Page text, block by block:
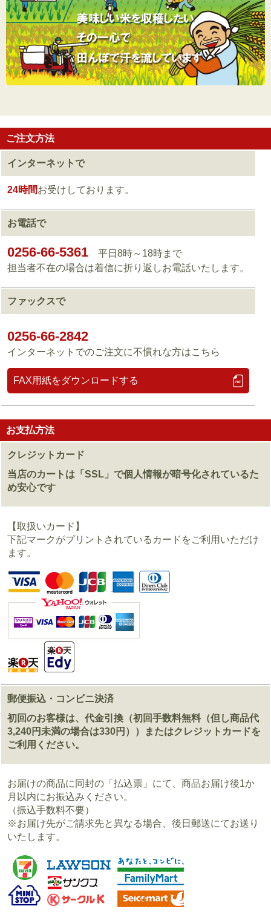
ご注文方法
インターネットで
24時間お受けしております。
お電話で
0256-66-5361 平日8時～18時まで
担当者不在の場合は着信に折り返しお電話いたします。
ファックスで
0256-66-2842
インターネットでのご注文に不慣れな方はこちら
FAX用紙をダウンロードする
お支払方法
クレジットカード
当店のカートは「SSL」で個人情報が暗号化されているた
め安心です
【取扱いカード】
下記マークがプリントされているカードをご利用いただけ
ます。
郵便振込・コンビニ決済
初回のお客様は、代金引換（初回手数料無料（但し商品代
3,240円未満の場合は330円））またはクレジットカードを
ご利用ください。
お届けの商品に同封の「払込票」にて、商品お届け後1か
月以内にお振込みください。
（振込手数料不要）
※お届け先がご請求先と異なる場合、後日郵送にてお送り
いたします。